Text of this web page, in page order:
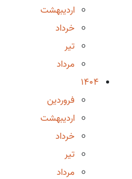
اردیبهشت
خرداد
تیر
مرداد
1404
فروردین
اردیبهشت
خرداد
تیر
مرداد